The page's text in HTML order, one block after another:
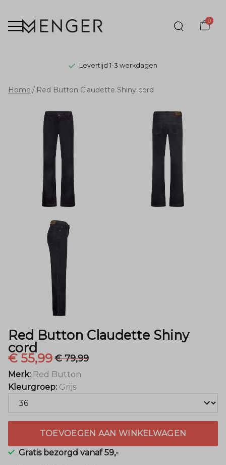
0
Levertijd 1-3 werkdagen
Red
Button
Claudette
Shiny
cord
Menger
Mode
Home Red Button Claudette Shiny cord
Red Button Claudette Shiny
cord
€ 55,99€ 79,99
Merk: Red Button
Kleurgroep: Grijs
TOEVOEGEN AAN WINKELWAGEN
Gratis bezorgd vanaf 59,-